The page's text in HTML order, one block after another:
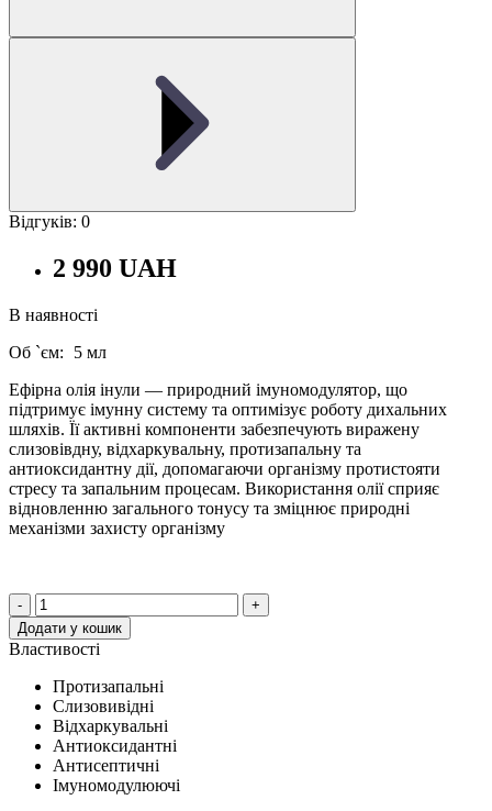
Відгуків: 0
2 990 UAH
В наявності
Об `єм:
5 мл
Ефірна олія інули — природний імуномодулятор, що
підтримує імунну систему та оптимізує роботу дихальних
шляхів. Її активні компоненти забезпечують виражену
слизовівдну, відхаркувальну, протизапальну та
антиоксидантну дії, допомагаючи організму протистояти
стресу та запальним процесам. Використання олії сприяє
відновленню загального тонусу та зміцнює природні
механізми захисту організму
-
+
Додати у кошик
Властивості
Протизапальні
Слизовивідні
Відхаркувальні
Антиоксидантні
Антисептичні
Імуномодулюючі